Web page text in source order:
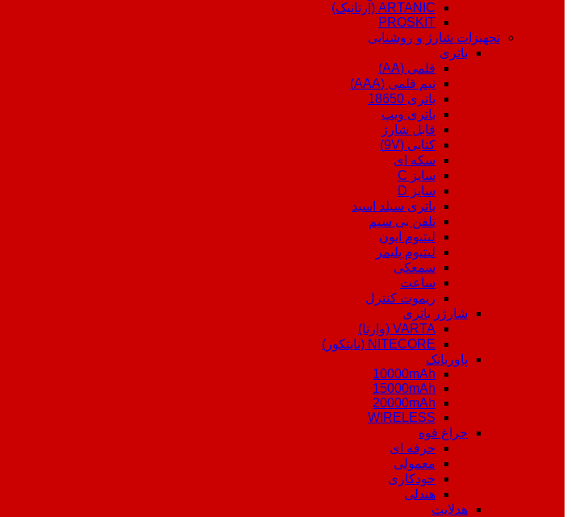
ARTANIC (آرتانیک)
PROSKIT
تجهیزات شارژ و روشنایی
باتری
قلمی (AA)
نیم قلمی (AAA)
باتری 18650
باتری ویپ
قابل شارژ
کتابی (9V)
سکه ای
سایز C
سایز D
باتری سیلد اسید
تلفن بی سیم
لیتیوم ایون
لیتیوم پلیمر
سمعکی
ساعت
ریموت کنترل
شارژر باتری
VARTA (وارتا)
NITECORE (نایتکور)
پاوربانک
10000mAh
15000mAh
20000mAh
WIRELESS
چراغ قوه
حرفه ای
معمولی
خودکاری
هندلی
هدلایت